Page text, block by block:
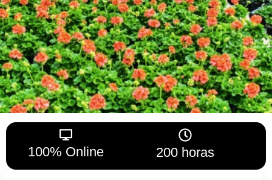
100% Online 200 horas